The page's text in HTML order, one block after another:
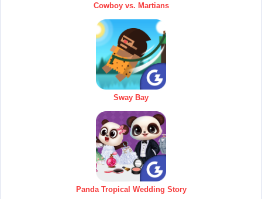
Cowboy vs. Martians
Sway Bay
Panda Tropical Wedding Story